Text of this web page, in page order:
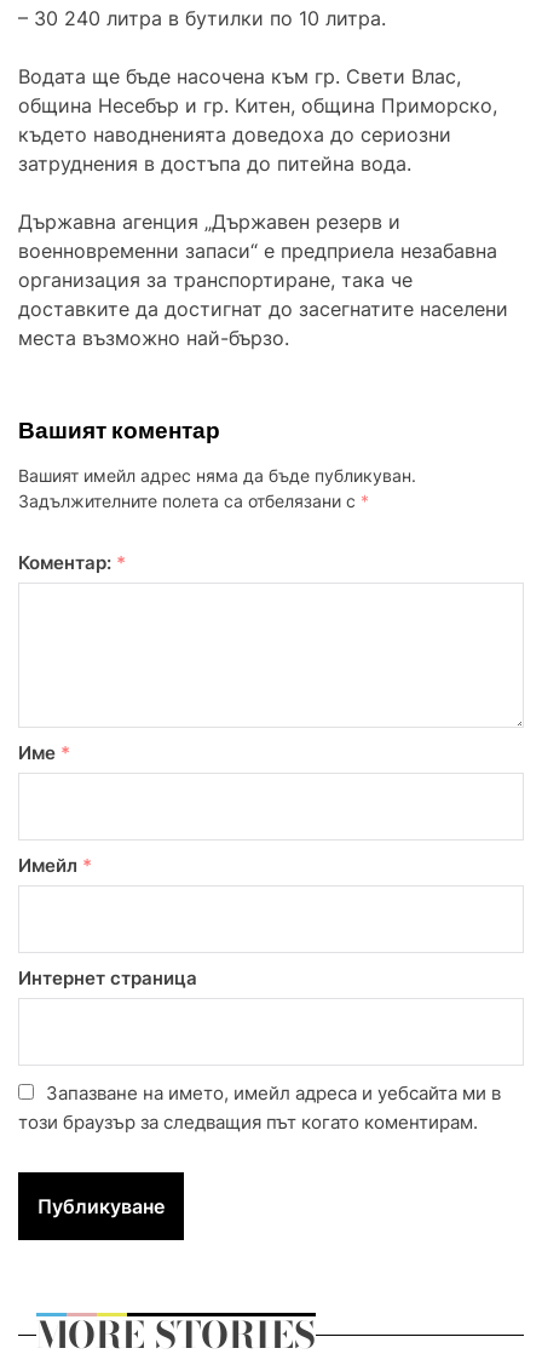
– 30 240 литра в бутилки по 10 литра.
Водата ще бъде насочена към гр. Свети Влас,
община Несебър и гр. Китен, община Приморско,
където наводненията доведоха до сериозни
затруднения в достъпа до питейна вода.
Държавна агенция „Държавен резерв и
военновременни запаси“ е предприела незабавна
организация за транспортиране, така че
доставките да достигнат до засегнатите населени
места възможно най-бързо.
Вашият коментар
Вашият имейл адрес няма да бъде публикуван.
Задължителните полета са отбелязани с *
Коментар: *
Име *
Имейл *
Интернет страница
Запазване на името, имейл адреса и уебсайта ми в
този браузър за следващия път когато коментирам.
MORE STORIES